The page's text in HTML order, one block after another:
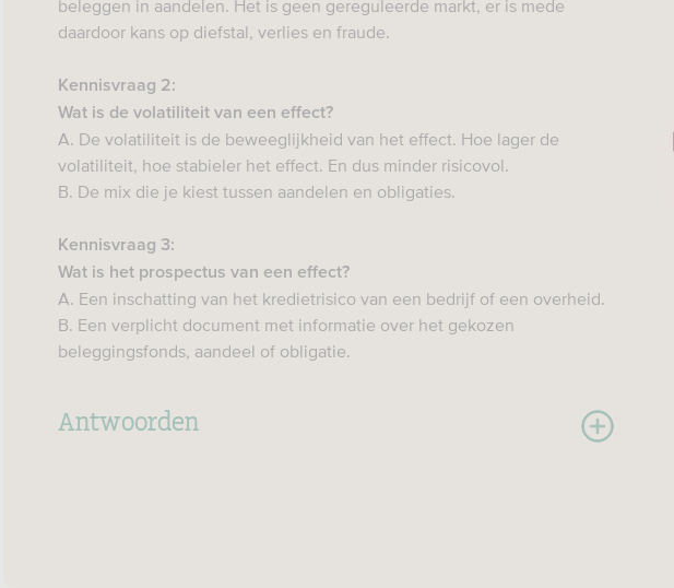
beleggen in aandelen. Het is geen gereguleerde markt, er is mede
daardoor kans op diefstal, verlies en fraude.
Kennisvraag 2:
Wat is de volatiliteit van een effect?
A. De volatiliteit is de beweeglijkheid van het effect. Hoe lager de
volatiliteit, hoe stabieler het effect. En dus minder risicovol.
B. De mix die je kiest tussen aandelen en obligaties.
Kennisvraag 3:
Wat is het prospectus van een effect?
A. Een inschatting van het kredietrisico van een bedrijf of een overheid.
B. Een verplicht document met informatie over het gekozen
beleggingsfonds, aandeel of obligatie.
Antwoorden